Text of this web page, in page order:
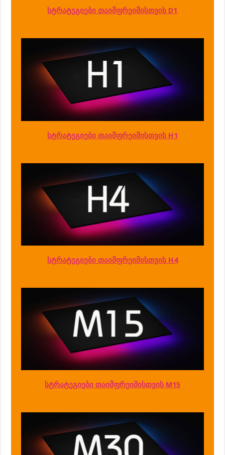
სტრატეგიები თაიმფრეიმისთვის D1
სტრატეგიები თაიმფრეიმისთვის H1
სტრატეგიები თაიმფრეიმისთვის H4
სტრატეგიები თაიმფრეიმისთვის M15